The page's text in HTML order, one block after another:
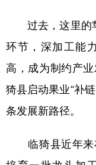
过去，这里的
环节，深加工能
高，成为制约产
猗县启动果业“补
条发展新路径。
临猗县近年来